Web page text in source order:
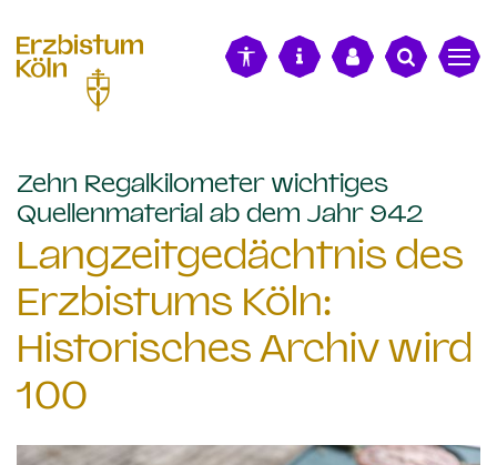
Zehn Regalkilometer wichtiges
Quellenmaterial ab dem Jahr 942
Langzeitgedächtnis des
Erzbistums Köln:
Historisches Archiv wird
100